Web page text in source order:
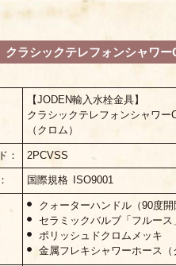
クラシックテレフォンシャワ
【JODEN輸入水栓金具】
クラシックテレフォンシャワー
（クロム）
： 2PCVSS
国際規格 ISO9001
クォーターハンドル（90度開
セラミックバルブ「フルース
ポリッシュドクロムメッキ
金属フレキシャワーホース（